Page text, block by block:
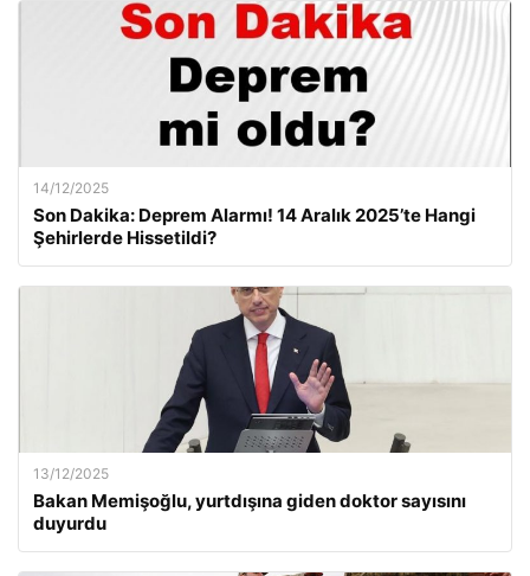
14/12/2025
Son Dakika: Deprem Alarmı! 14 Aralık 2025’te Hangi
Şehirlerde Hissetildi?
13/12/2025
Bakan Memişoğlu, yurtdışına giden doktor sayısını
duyurdu